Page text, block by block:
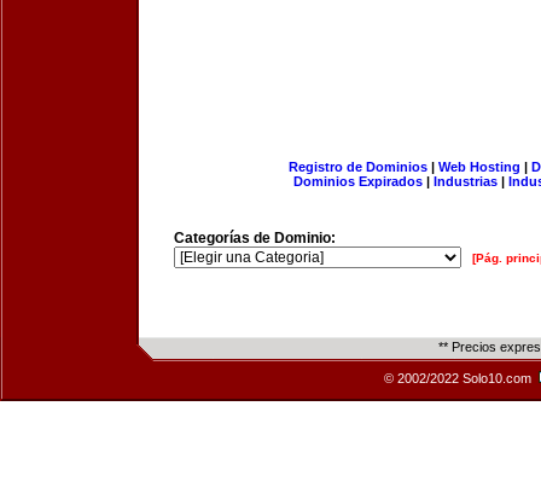
Registro de Dominios| Web Hosting |
Dominios Expirados | Industrias |
Categorías de Dominio:
[Pág.
** Precios
© 2002/2022 Solo10.com